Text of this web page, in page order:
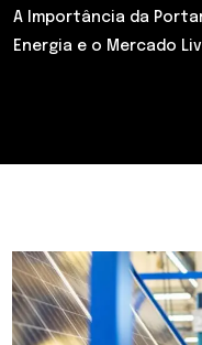
A Importância da
Energia e o Mercado